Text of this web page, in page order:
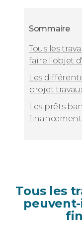
Sommaire
Tous les
faire l'objet
Les
projet
Les prêts
financement
Tous les